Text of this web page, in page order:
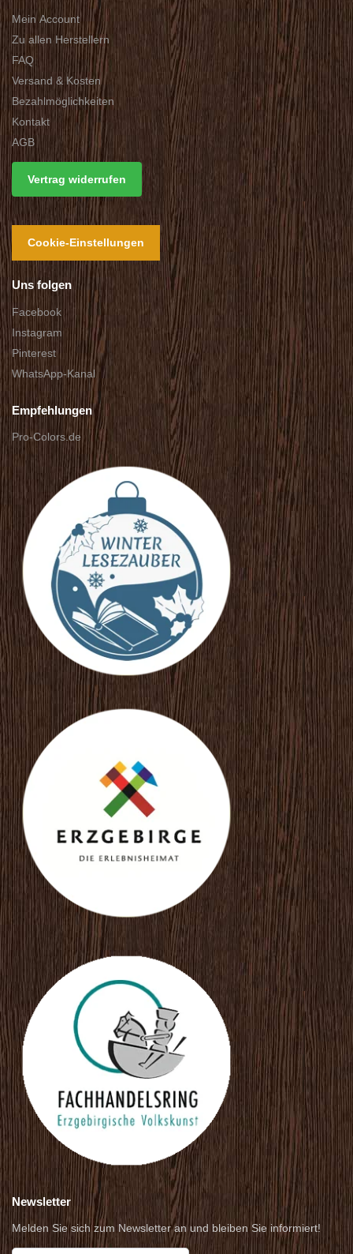
Mein Account
Zu allen Herstellern
FAQ
Versand & Kosten
Bezahlmöglichkeiten
Kontakt
AGB
Vertrag widerrufen
Cookie-Einstellungen
Uns folgen
Facebook
Instagram
Pinterest
WhatsApp-Kanal
Empfehlungen
Pro-Colors.de
Newsletter
Melden Sie sich zum Newsletter an und bleiben Sie informiert!